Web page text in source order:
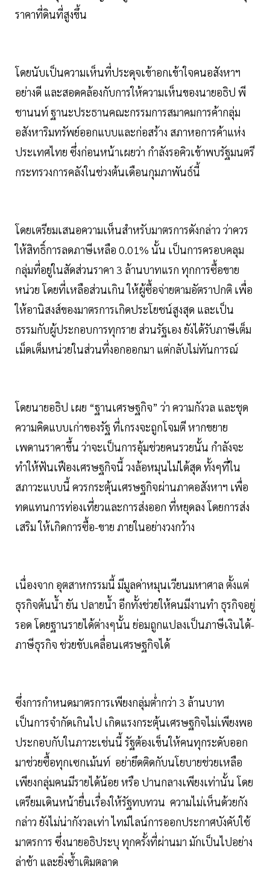
ราคาที่ดินที่สูงขึ้น
โดยนับเป็นความเห็นที่ประดุจเข้าอกเข้าใจคนอสังหาฯ
อย่างดี และสอดคล้องกับการให้ความเห็นของนายอธิป พี
ชานนท์ ฐานะประธานคณะกรรมการสมาคมการค้ากลุ่ม
อสังหาริมทรัพย์ออกแบบและก่อสร้าง สภาหอการค้าแห่ง
ประเทศไทย ซึ่งก่อนหน้าเผยว่า กำลังรอคิวเข้าพบรัฐมนตรี
กระทรวงการคลังในช่วงต้นเดือนกุมภาพันธ์นี้
โดยเตรียมเสนอความเห็นสำหรับมาตรการดังกล่าว ว่าควร
ให้สิทธิ์การลดภาษีเหลือ 0.01% นั้น เป็นการครอบคลุม
กลุ่มที่อยู่ในสัดส่วนราคา 3 ล้านบาทแรก ทุกการซื้อขาย
หน่วย โดยที่เหลือส่วนเกิน ให้ผู้ซื้อจ่ายตามอัตราปกติ เพื่อ
ให้อานิสงส์ของมาตรการเกิดประโยชน์สูงสุด และเป็น
ธรรมกับผู้ประกอบการทุกราย ส่วนรัฐเอง ยังได้รับภาษีเต็ม
เม็ดเต็มหน่วยในส่วนที่งอกออกมา แต่กลับไม่ทันการณ์
โดยนายอธิป เผย “ฐานเศรษฐกิจ” ว่า ความกังวล และชุด
ความคิดแบบเก่าของรัฐ ที่เกรงจะถูกโจมตี หากขยาย
เพดานราคาขึ้น ว่าจะเป็นการอุ้มช่วยคนรวยนั้น กำลังจะ
ทำให้ฟันเฟืองเศรษฐกิจนี้ วงล้อหมุนไม่ได้สุด ทั้งๆที่ใน
สภาวะแบบนี้ ควรกระตุ้นเศรษฐกิจผ่านภาคอสังหาฯ เพื่อ
ทดแทนการท่องเที่ยวและการส่งออก ที่หยุดลง โดยการส่ง
เสริม ให้เกิดการซื้อ-ขาย ภายในอย่างวงกว้าง
เนื่องจาก อุตสาหกรรมนี้ มีมูลค่าหมุนเวียนมหาศาล ตั้งแต่
ธุรกิจต้นน้ำ ยัน ปลายน้ำ อีกทั้งช่วยให้คนมีงานทำ ธุรกิจอยู่
รอด โดยฐานรายได้ต่างๆนั้น ย่อมถูกแปลงเป็นภาษีเงินได้-
ภาษีธุรกิจ ช่วยขับเคลื่อนเศรษฐกิจได้
ซึ่งการกำหนดมาตรการเพียงกลุ่มต่ำกว่า 3 ล้านบาท
เป็นการจำกัดเกินไป เกิดแรงกระตุ้นเศรษฐกิจไม่เพียงพอ
ประกอบกับในภาวะเช่นนี้ รัฐต้องเข็นให้คนทุกระดับออก
มาช่วยซื้อทุกเซกเม้นท์ อย่ายึดติดกับนโยบายช่วยเหลือ
เพียงกลุ่มคนมีรายได้น้อย หรือ ปานกลางเพียงเท่านั้น โดย
เตรียมเดินหน้ายื่นเรื่องให้รัฐทบทวน ความไม่เห็นด้วยกัง
กล่าว ยังไม่น่ากังวลเท่า ไทม์ไลน์การออกประกาศบังคับใช้
มาตรการ ซึ่งนายอธิประบุ ทุกครั้งที่ผ่านมา มักเป็นไปอย่าง
ล่าช้า และยิ่งซ้ำเติมตลาด